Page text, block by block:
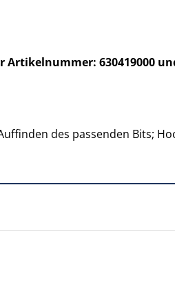
630419000
des passenden Bits;